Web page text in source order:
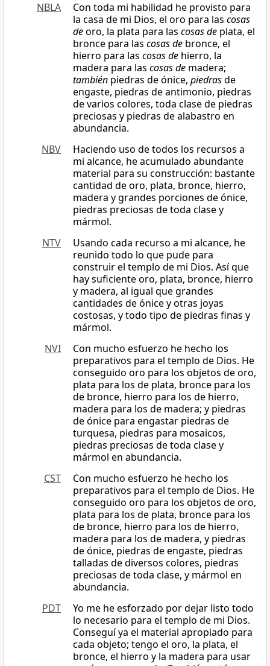
NBLA
Con toda mi habilidad he provisto para
la casa de mi Dios, el oro para las cosas
deoro, la plata para las cosas de plata, el
bronce para las cosas de bronce, el
hierro para las cosas de hierro, la
madera para las cosas de madera;
también piedras de ónice, piedrasde
engaste, piedras de antimonio, piedras
de varios colores, toda clase de piedras
preciosas y piedras de alabastro en
abundancia.
NBV
Haciendo uso de todos los recursos a
mi alcance, he acumulado abundante
material para su construcción: bastante
cantidad de oro, plata, bronce, hierro,
madera y grandes porciones de ónice,
piedras preciosas de toda clase y
mármol.
NTV
Usando cada recurso a mi alcance, he
reunido todo lo que pude para
construir el templo de mi Dios. Así que
hay suficiente oro, plata, bronce, hierro
y madera, al igual que grandes
cantidades de ónice y otras joyas
costosas, y todo tipo de piedras finas y
mármol.
NVI
Con mucho esfuerzo he hecho los
preparativos para el templo de Dios. He
conseguido oro para los objetos de oro,
plata para los de plata, bronce para los
de bronce, hierro para los de hierro,
madera para los de madera; y piedras
de ónice para engastar piedras de
turquesa, piedras para mosaicos,
piedras preciosas de toda clase y
mármol en abundancia.
CST
Con mucho esfuerzo he hecho los
preparativos para el templo de Dios. He
conseguido oro para los objetos de oro,
plata para los de plata, bronce para los
de bronce, hierro para los de hierro,
madera para los de madera, y piedras
de ónice, piedras de engaste, piedras
talladas de diversos colores, piedras
preciosas de toda clase, y mármol en
abundancia.
PDT
Yo me he esforzado por dejar listo todo
lo necesario para el templo de mi Dios.
Conseguí ya el material apropiado para
cada objeto; tengo el oro, la plata, el
bronce, el hierro y la madera para usar